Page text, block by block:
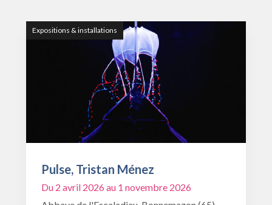
Expositions & installations
Pulse, Tristan Ménez
Du 2 avril 2026 au 1 novembre 2026